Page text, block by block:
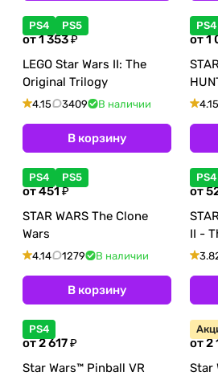
PS4 PS5
от 1 353 ₽
LEGO Star Wars II: The
Original Trilogy
4.15 3409 В наличии
В корзину
PS4
от 1
4.15
PS4 PS5
от 451 ₽
STAR WARS The Clone
Wars
4.14 1279 В наличии
В корзину
PS4
от
II -
PS4
от 2 617 ₽
Star Wars™ Pinball VR
от 2
Star